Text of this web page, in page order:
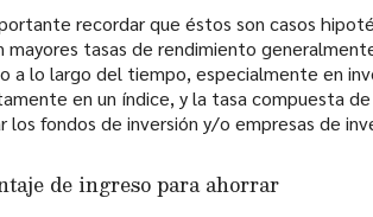
recordar que éstos son casos
mayores tasas de rendimiento
a lo largo del tiempo, especialmente en
en un índice, y la tasa compuesta
los fondos de inversión y/o empresas de
de ingreso para ahorrar